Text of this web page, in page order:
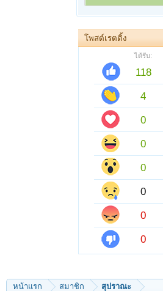
โพสต์เรตติ้ง
ได้รับ:
118
4
0
0
0
0
0
0
หน้าแรก สมาชิก สุปราณะ